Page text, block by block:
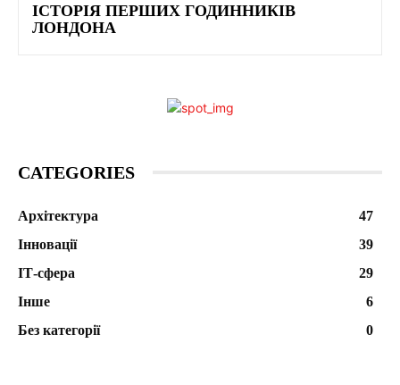
ІСТОРІЯ ПЕРШИХ ГОДИННИКІВ
ЛОНДОНА
CATEGORIES
Архітектура
47
Інновації
39
ІТ-сфера
29
Інше
6
Без категорії
0